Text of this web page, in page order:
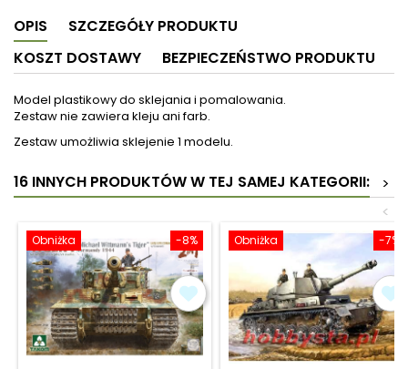
OPIS
SZCZEGÓŁY PRODUKTU
KOSZT DOSTAWY
BEZPIECZEŃSTWO PRODUKTU
Model plastikowy do sklejania i pomalowania.
Zestaw nie zawiera kleju ani farb.
Zestaw umożliwia sklejenie 1 modelu.
16 INNYCH PRODUKTÓW W TEJ SAMEJ KATEGORII:
>
<
-8%
Obniżka -7%
Obniżka